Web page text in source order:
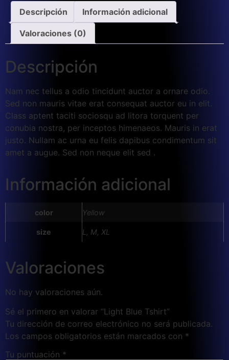
Descripción Información adicional
Valoraciones (0)
Descripción
Nam nec tellus a odio tincidunt auctor a ornare odio.
Sed non mauris vitae erat consequat auctor eu in elit.
Class aptent taciti sociosqu ad litora torquent per
conubia nostra, per inceptos himenaeos. Mauris in erat
justo. Nullam ac urna eu felis dapibus condimentum sit
amet a augue. Sed non neque elit sed .
Información adicional
color Yellow
size L, M, XL
Valoraciones
No hay valoraciones aún.
Sé el primero en valorar “Light Blue Tshirt”
Tu dirección de correo electrónico no será publicada.
Los campos obligatorios están marcados con *
Tu puntuación *